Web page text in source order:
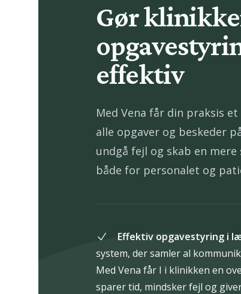
Gør
effektiv
Med Vena får din praksis
alle opgaver og beskeder
undgå fejl og skab en
både for personalet og
Effektiv opgavestyring i
system, der samler al
Med Vena får I i klinikken en
sparer tid, mindsker fejl og